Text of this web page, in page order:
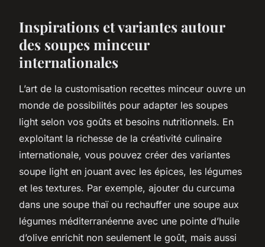
Inspirations et variantes autour
des soupes minceur
internationales
L’art de la customisation recettes minceur ouvre un
monde de possibilités pour adapter les soupes
light selon vos goûts et besoins nutritionnels. En
exploitant la richesse de la créativité culinaire
internationale, vous pouvez créer des variantes
soupe light en jouant avec les épices, les légumes
et les textures. Par exemple, ajouter du curcuma
dans une soupe thaï ou rechauffer une soupe aux
légumes méditerranéenne avec une pointe d’huile
d’olive enrichit non seulement le goût, mais aussi